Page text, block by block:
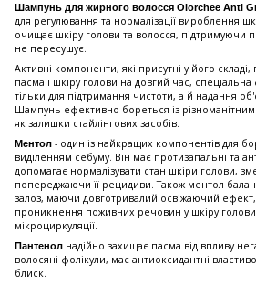
Шампунь для жирного волосся Olorchee Anti
для регулювання та нормалізації вироблення
очищає шкіру голови та волосся, підтримуючи
не пересушує.
Активні компоненти, які присутні у його складі,
пасма і шкіру голови на довгий час,
тільки для підтримання чистоти, а й надання
Шампунь ефективно бореться із
як залишки стайлінгових засобів.
Ментол - один із найкращих компонентів для
виділенням себуму. Він має протизапальні та
допомагає нормалізувати стан шкіри голови,
попереджаючи її рецидиви. Також ментол
залоз, маючи довготривалий освіжаючий ефект,
проникнення поживних речовин у шкіру
мікроциркуляції.
Пантенол надійно захищає пасма від впливу
волосяні фолікули, має антиоксидантні
блиск.